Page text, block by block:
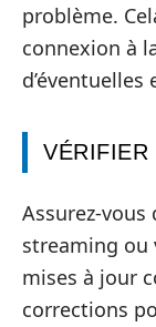
problème.
connexion à
VÉRIFIER
Assurez-
streaming ou
mises à jour
corrections